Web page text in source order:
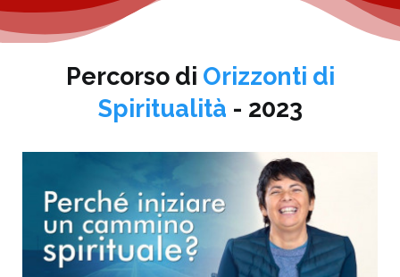
Percorso di Orizzonti di
Spiritualità - 2023